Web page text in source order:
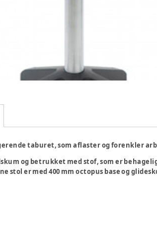
taburet, som aflaster og forenkler
og betrukket med stof, som er
stol er med 400 mm octopus base og